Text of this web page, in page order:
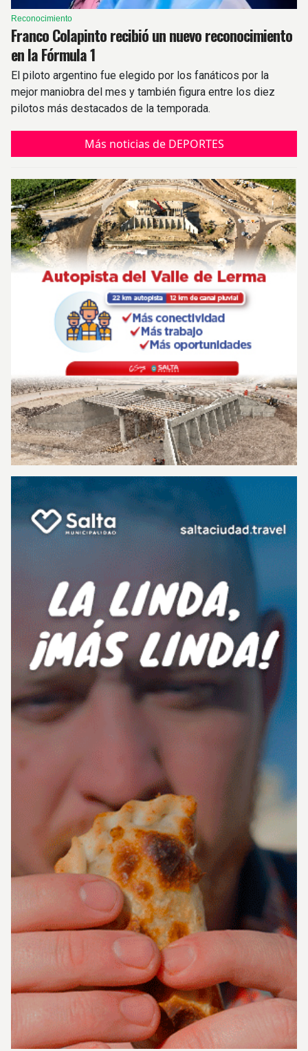
Reconocimiento
Franco Colapinto recibió un nuevo reconocimiento
en la Fórmula 1
El piloto argentino fue elegido por los fanáticos por la
mejor maniobra del mes y también figura entre los diez
pilotos más destacados de la temporada.
Más noticias de DEPORTES